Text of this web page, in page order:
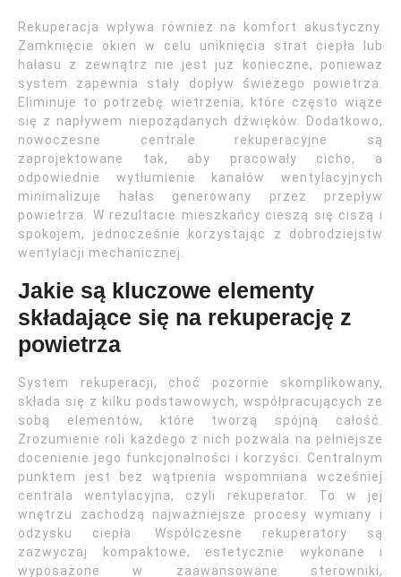
Rekuperacja wpływa również na komfort akustyczny.
Zamknięcie okien w celu uniknięcia strat ciepła lub
hałasu z zewnątrz nie jest już konieczne, ponieważ
system zapewnia stały dopływ świeżego powietrza.
Eliminuje to potrzebę wietrzenia, które często wiąże
się z napływem niepożądanych dźwięków. Dodatkowo,
nowoczesne centrale rekuperacyjne są
zaprojektowane tak, aby pracowały cicho, a
odpowiednie wytłumienie kanałów wentylacyjnych
minimalizuje hałas generowany przez przepływ
powietrza. W rezultacie mieszkańcy cieszą się ciszą i
spokojem, jednocześnie korzystając z dobrodziejstw
wentylacji mechanicznej.
Jakie są kluczowe elementy
składające się na rekuperację z
powietrza
System rekuperacji, choć pozornie skomplikowany,
składa się z kilku podstawowych, współpracujących ze
sobą elementów, które tworzą spójną całość.
Zrozumienie roli każdego z nich pozwala na pełniejsze
docenienie jego funkcjonalności i korzyści. Centralnym
punktem jest bez wątpienia wspomniana wcześniej
centrala wentylacyjna, czyli rekuperator. To w jej
wnętrzu zachodzą najważniejsze procesy wymiany i
odzysku ciepła. Współczesne rekuperatory są
zazwyczaj kompaktowe, estetycznie wykonane i
wyposażone w zaawansowane sterowniki,